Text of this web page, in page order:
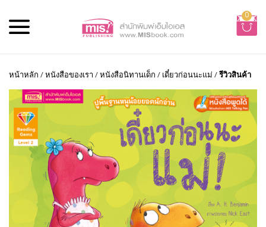
0
หน้าหลัก /หนังสือของเรา /หนังสือนิทานเด็ก / เดี๋ยวก่อนนะแม่ /รีวิวสินค้า